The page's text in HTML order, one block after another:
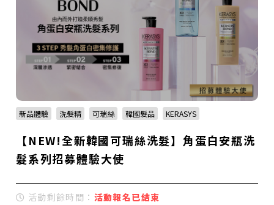
新品體驗 洗髮精 可瑞絲 韓國髮品 KERASYS
【NEW!全新韓國可瑞絲洗髮】角蛋白安瓶洗
髮系列招募體驗大使
活動剩餘時間： 活動報名已結束